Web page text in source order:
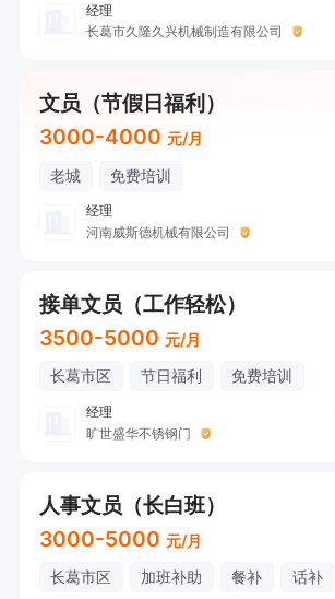
经理
长葛市久隆久兴机械制造有限公司
文员（节假日福利）
3000-4000 元/月
老城 免费培训
经理
河南威斯德机械有限公司
接单文员（工作轻松）
3500-5000 元/月
长葛市区 节日福利 免费培训
经理
旷世盛华不锈钢门
人事文员（长白班）
3000-5000 元/月
长葛市区 加班补助 餐补 话补